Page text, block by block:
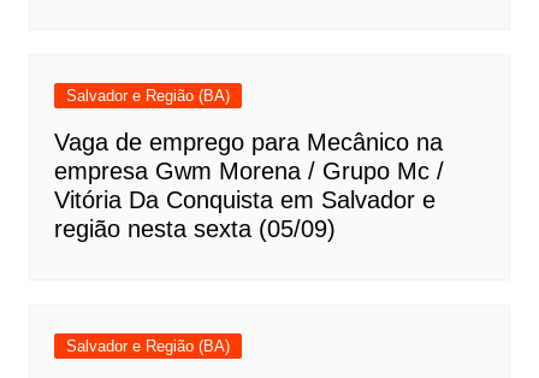
Salvador e Região (BA)
Vaga de emprego para Mecânico na
empresa Gwm Morena / Grupo Mc /
Vitória Da Conquista em Salvador e
região nesta sexta (05/09)
Salvador e Região (BA)